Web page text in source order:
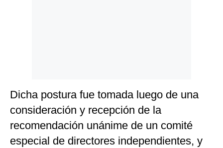
Dicha postura fue tomada luego de una
consideración y recepción de la
recomendación unánime de un comité
especial de directores independientes, y